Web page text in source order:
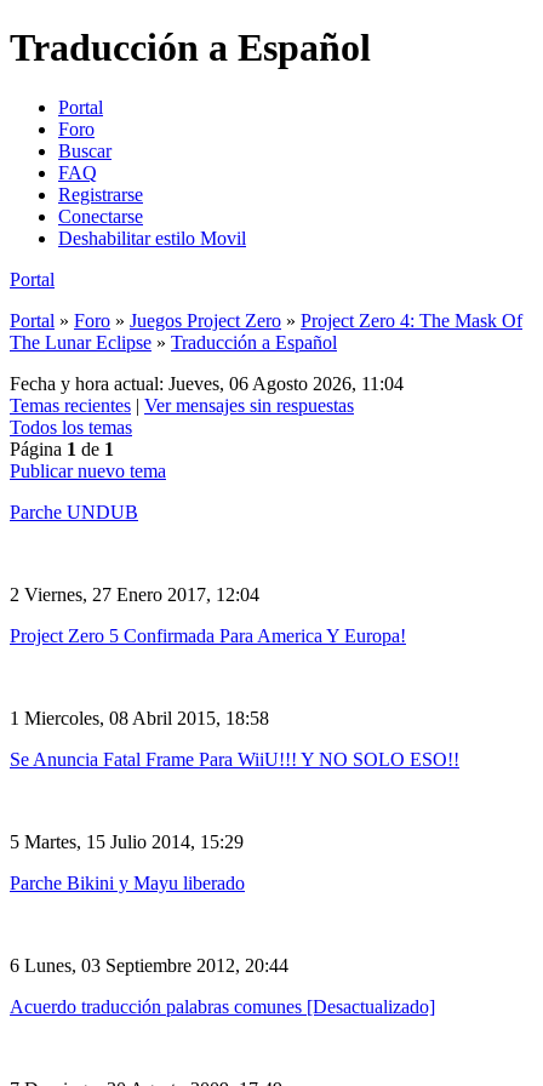
Traducción a Español
Portal
Foro
Buscar
FAQ
Registrarse
Conectarse
Deshabilitar estilo Movil
Portal
Portal » Foro » Juegos Project Zero » Project Zero 4: The Mask Of
The Lunar Eclipse » Traducción a Español
Fecha y hora actual: Jueves, 06 Agosto 2026, 11:04
Temas recientes | Ver mensajes sin respuestas
Todos los temas
Página 1 de 1
Publicar nuevo tema
Parche UNDUB
2 Viernes, 27 Enero 2017, 12:04
Project Zero 5 Confirmada Para America Y Europa!
1 Miercoles, 08 Abril 2015, 18:58
Se Anuncia Fatal Frame Para WiiU!!! Y NO SOLO ESO!!
5 Martes, 15 Julio 2014, 15:29
Parche Bikini y Mayu liberado
6 Lunes, 03 Septiembre 2012, 20:44
Acuerdo traducción palabras comunes [Desactualizado]